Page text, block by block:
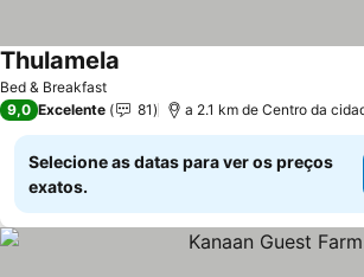
Bed & Breakfast
Thulamela
9,0 Excelente 81 a 2.1 km de Centro da
Selecione as datas para ver os preços
exatos.